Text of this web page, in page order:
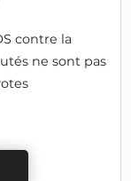
contre la
ne sont pas